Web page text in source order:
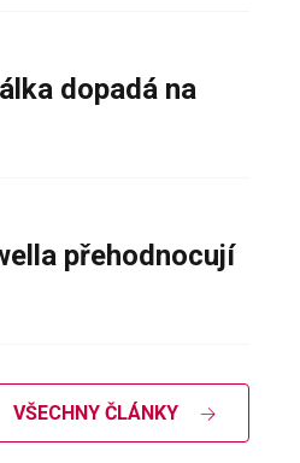
dopadá na
přehodnocují
VŠECHNY ČLÁNKY